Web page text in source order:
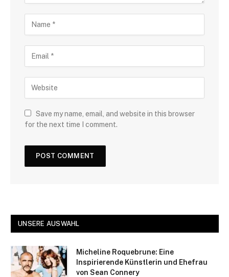
Save my name, email, and website in this browser
for the next time I comment.
UNSERE AUSWAHL
Micheline Roquebrune: Eine
Inspirierende Künstlerin und Ehefrau
von Sean Connery